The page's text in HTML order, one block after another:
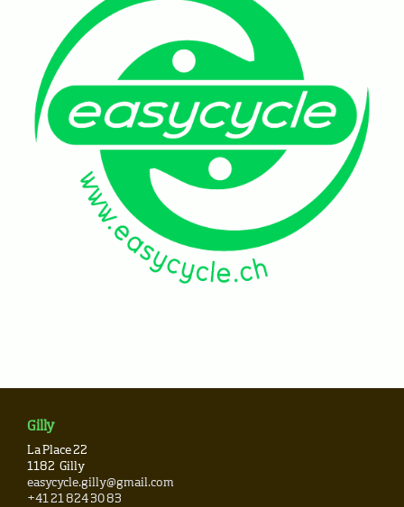
Gilly
La Place 22
1182 Gilly
easycycle.gilly@gmail.com
+41 21 824 30 83